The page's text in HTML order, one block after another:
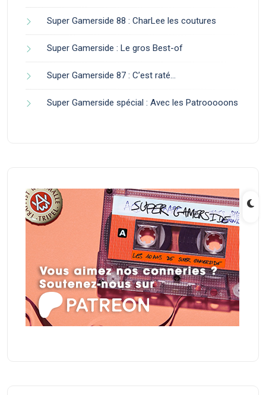
Super Gamerside 88 : CharLee les coutures
Super Gamerside : Le gros Best-of
Super Gamerside 87 : C’est raté…
Super Gamerside spécial : Avec les Patrooooons